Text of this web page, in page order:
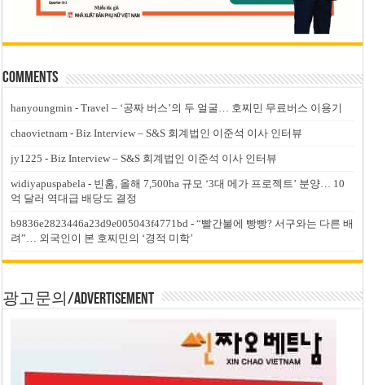
Comments
hanyoungmin -Travel – ‘공짜 버스’의 두 얼굴… 호찌민 무료버스 이용기
chaovietnam -Biz Interview – S&S 회계법인 이준석 이사 인터뷰
jy1225 -Biz Interview – S&S 회계법인 이준석 이사 인터뷰
widiyapuspabela - 빈홈, 올해 7,500ha 규모 ‘3대 메가 프로젝트’ 분양… 10
억 달러 역대급 배당도 결정
b9836e2823446a23d9e005043f4771bd -“빨간불에 빵빵? 서구와는 다른 배
려”… 외국인이 본 호찌민의 ‘경적 미학’
광고문의/Advertisement